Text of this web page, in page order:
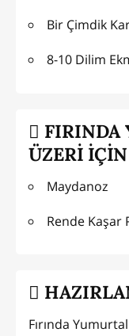
Bir Çimdik
8-10 Dilim
FIRINDA
ÜZERİ
Maydanoz
Rende Kaşar
Fırında